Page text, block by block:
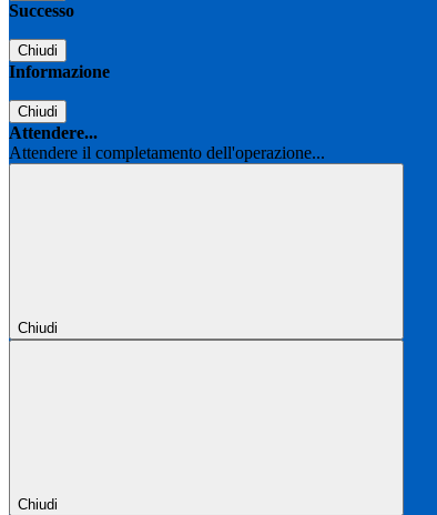
Successo
Chiudi
Informazione
Chiudi
Attendere...
Attendere il completamento dell'operazione...
Chiudi
Chiudi